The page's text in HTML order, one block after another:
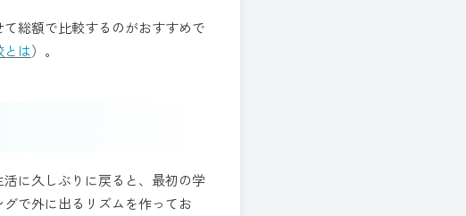
て総額で比較するのがおすすめで
とは）。
に久しぶりに戻ると、最初の学
で外に出るリズムを作ってお